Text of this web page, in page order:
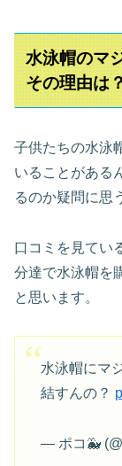
水泳帽のマ
その理由は
子供たちの水泳
いることがある
るのか疑問に思
口コミを見てい
分達で水泳帽を
と思います。
水泳帽にマ
結すんの？
— ポコ🐳